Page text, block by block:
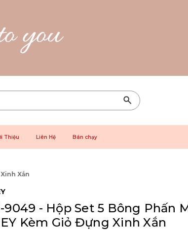
Thiệu Liên Hệ Bán chạy
Xắn
9049 - Hộp Set 5 Bông Phấn
Kèm Giỏ Đựng Xinh Xắn